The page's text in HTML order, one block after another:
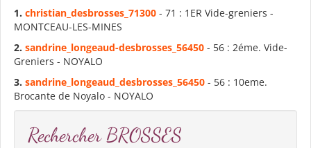
1. christian_desbrosses _71300 - 71 : 1ER Vide-greniers -
MONTCEAU-LES-MINES
2. sandrine_longeaud-desbrosses _56450 - 56 : 2éme. Vide-
Greniers - NOYALO
3. sandrine_longeaud_desbrosses _56450 - 56 : 10eme.
Brocante de Noyalo - NOYALO
Rechercher BROSSES